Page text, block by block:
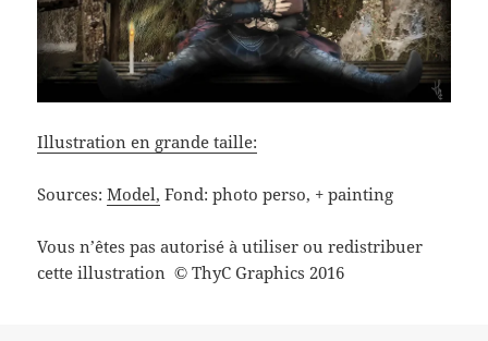
Illustration en grande taille:
Sources:Model, Fond: photo perso, + painting
Vous n’êtes pas autorisé à utiliser ou redistribuer
cette illustration©ThyC Graphics 2016